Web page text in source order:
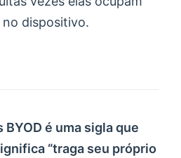
dispositivo.
BYOD é uma sigla que
“traga seu próprio